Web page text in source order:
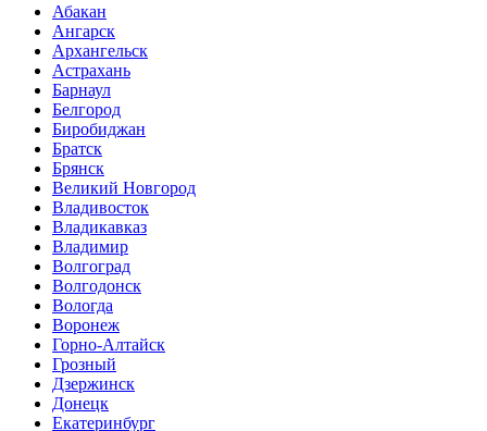
Абакан
Ангарск
Архангельск
Астрахань
Барнаул
Белгород
Биробиджан
Братск
Брянск
Великий Новгород
Владивосток
Владикавказ
Владимир
Волгоград
Волгодонск
Вологда
Воронеж
Горно-Алтайск
Грозный
Дзержинск
Донецк
Екатеринбург